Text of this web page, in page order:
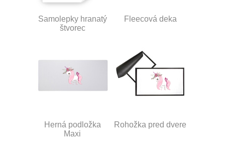
Samolepky hranatý
štvorec
Fleecová deka
Herná podložka
Maxi
Rohožka pred dvere